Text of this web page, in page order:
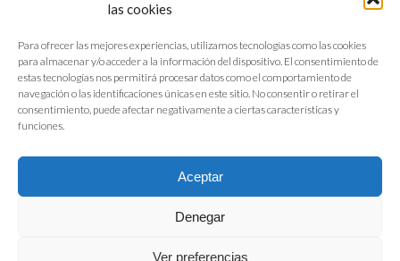
las cookies
Para ofrecer las mejores experiencias, utilizamos tecnologías como las cookies
para almacenar y/o acceder a la información del dispositivo. El consentimiento de
estas tecnologías nos permitirá procesar datos como el comportamiento de
navegación o las identificaciones únicas en este sitio. No consentir o retirar el
consentimiento, puede afectar negativamente a ciertas características y
funciones.
Aceptar
Denegar
Ver preferencias
FIAB Federación Española de Industrias de la Alimentación y Bebidas